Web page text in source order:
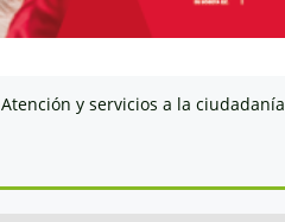
Atención y servicios a la ciudadanía